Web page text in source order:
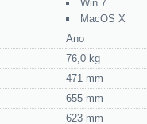
Win 7
MacOS X
Ano
76,0 kg
471 mm
655 mm
623 mm